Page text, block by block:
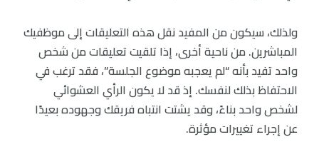
ولذلك، سيكون من المفيد نقل هذه التعليقات إلى موظفيك
المباشرين. من ناحية أخرى، إذا تلقيت تعليقات من شخص
واحد تفيد بأنه “لم يعجبه موضوع الجلسة”، فقد ترغب في
الاحتفاظ بذلك لنفسك. إذ قد لا يكون الرأي العشوائي
لشخص واحد بناءً، وقد يشتت انتباه فريقك وجهوده بعيدًا
عن إجراء تغييرات مؤثرة.